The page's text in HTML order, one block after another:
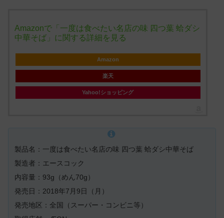
Amazonで「一度は食べたい名店の味 四つ葉 蛤ダシ
中華そば」に関する詳細を見る
Amazon
楽天
Yahoo!ショッピング
製品名：一度は食べたい名店の味 四つ葉 蛤ダシ中華そば
製造者：エースコック
内容量：93g（めん70g）
発売日：2018年7月9日（月）
発売地区：全国（スーパー・コンビニ等）